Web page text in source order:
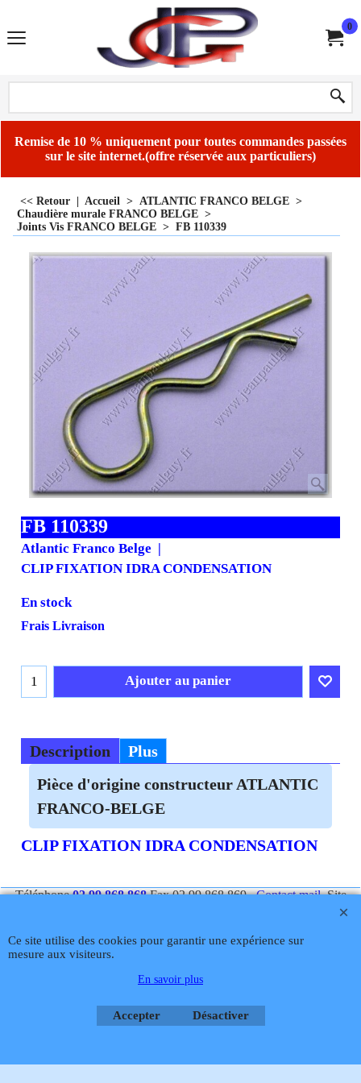
0
Remise de 10 % uniquement pour toutes commandes passées
sur le site internet.(offre réservée aux particuliers)
<< Retour Accueil > ATLANTIC FRANCO BELGE >
Chaudière murale FRANCO BELGE >
Joints Vis FRANCO BELGE > FB 110339
FB 110339
Atlantic Franco Belge
CLIP FIXATION IDRA CONDENSATION
En stock
Frais Livraison
Ajouter au panier
Description
Plus
Pièce d'origine constructeur ATLANTIC
FRANCO-BELGE
CLIP FIXATION IDRA CONDENSATION
Téléphone02 99 868 868Fax 02 99 868 869Contact mailSite
Rétractation
Boutique en ligne créés
avec le logiciel
eCommerce ShopFactory
Ce site utilise des cookies pour garantir une expérience sur
mesure aux visiteurs.
En savoir plus
Accepter Désactiver